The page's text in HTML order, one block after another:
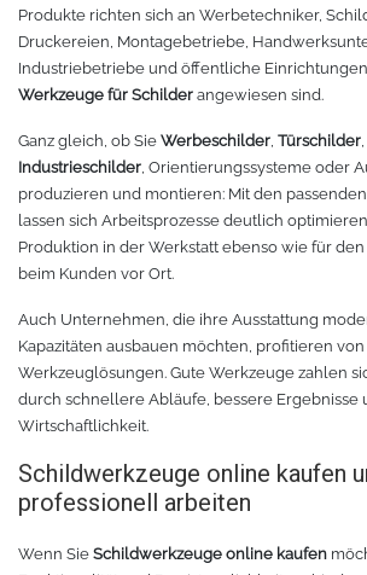
Spezielle Filamente
Materialien für die Stickerei
Materialien für Laser
Finer
MDF
Acryl
3D-Drucker Bauplatte
Produkte richten sich an Werbetechniker,
Druckereien, Montagebetriebe,
Industriebetriebe und öffentliche
Werkzeuge für Schilder angewiesen sind.
Ganz gleich, ob Sie Werbeschilder, Türschilder,
Industrieschilder, Orientierungssysteme oder
produzieren und montieren: Mit den passenden
lassen sich Arbeitsprozesse deutlich
Produktion in der Werkstatt ebenso wie für
beim Kunden vor Ort.
Auch Unternehmen, die ihre Ausstattung
Kapazitäten ausbauen möchten, profitieren
Werkzeuglösungen. Gute Werkzeuge zahlen
durch schnellere Abläufe, bessere Ergebnisse
Wirtschaftlichkeit.
Schildwerkzeuge online kaufen
professionell arbeiten
Wenn Sie Schildwerkzeuge online kaufen